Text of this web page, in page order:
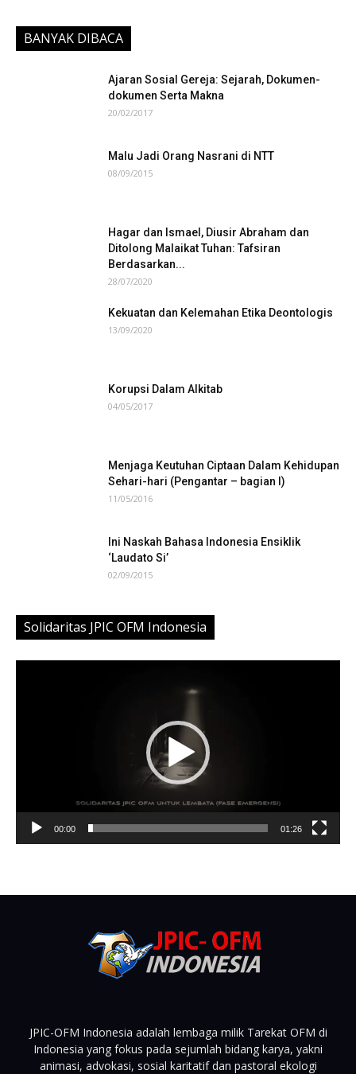
BANYAK DIBACA
Ajaran Sosial Gereja: Sejarah, Dokumen-
dokumen Serta Makna
20/02/2017
Malu Jadi Orang Nasrani di NTT
08/09/2015
Hagar dan Ismael, Diusir Abraham dan
Ditolong Malaikat Tuhan: Tafsiran
Berdasarkan...
28/07/2020
Kekuatan dan Kelemahan Etika Deontologis
13/09/2020
Korupsi Dalam Alkitab
04/05/2017
Menjaga Keutuhan Ciptaan Dalam Kehidupan
Sehari-hari (Pengantar – bagian I)
11/05/2016
Ini Naskah Bahasa Indonesia Ensiklik
‘Laudato Si’
02/09/2015
Solidaritas JPIC OFM Indonesia
00:00 01:26
JPIC-OFM Indonesia adalah lembaga milik Tarekat OFM di
Indonesia yang fokus pada sejumlah bidang karya, yakni
animasi, advokasi, sosial karitatif dan pastoral ekologi